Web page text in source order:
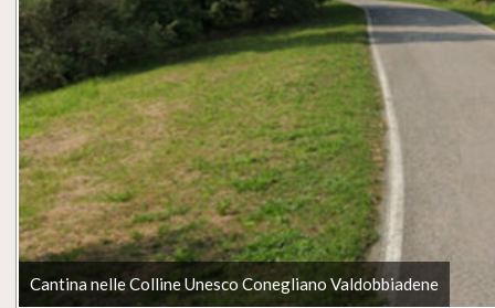
Cantina nelle Colline Unesco Conegliano Valdobbiadene